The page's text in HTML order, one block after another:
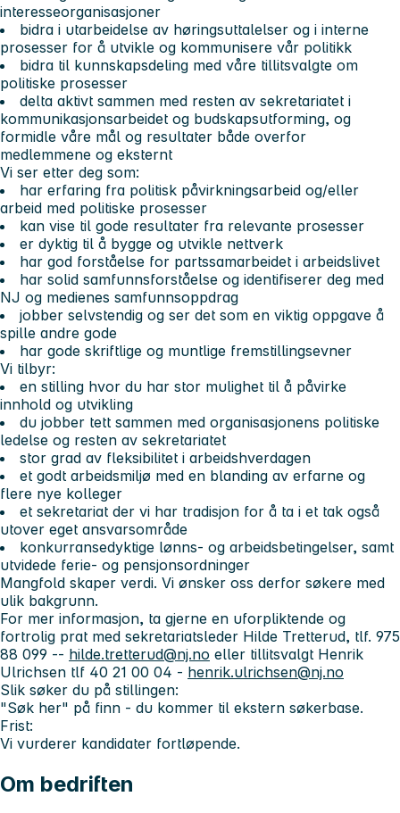
interesseorganisasjoner
bidra i utarbeidelse av høringsuttalelser og i interne
prosesser for å utvikle og kommunisere vår politikk
bidra til kunnskapsdeling med våre tillitsvalgte om
politiske prosesser
delta aktivt sammen med resten av sekretariatet i
kommunikasjonsarbeidet og budskapsutforming, og
formidle våre mål og resultater både overfor
medlemmene og eksternt
Vi ser etter deg som:
har erfaring fra politisk påvirkningsarbeid og/eller
arbeid med politiske prosesser
kan vise til gode resultater fra relevante prosesser
er dyktig til å bygge og utvikle nettverk
har god forståelse for partssamarbeidet i arbeidslivet
har solid samfunnsforståelse og identifiserer deg med
NJ og medienes samfunnsoppdrag
jobber selvstendig og ser det som en viktig oppgave å
spille andre gode
har gode skriftlige og muntlige fremstillingsevner
Vi tilbyr:
en stilling hvor du har stor mulighet til å påvirke
innhold og utvikling
du jobber tett sammen med organisasjonens politiske
ledelse og resten av sekretariatet
stor grad av fleksibilitet i arbeidshverdagen
et godt arbeidsmiljø med en blanding av erfarne og
flere nye kolleger
et sekretariat der vi har tradisjon for å ta i et tak også
utover eget ansvarsområde
konkurransedyktige lønns- og arbeidsbetingelser, samt
utvidede ferie- og pensjonsordninger
Mangfold skaper verdi. Vi ønsker oss derfor søkere med
ulik bakgrunn.
For mer informasjon, ta gjerne en uforpliktende og
fortrolig prat med sekretariatsleder Hilde Tretterud, tlf. 975
88 099 -- hilde.tretterud@nj.no eller tillitsvalgt Henrik
Ulrichsen tlf 40 21 00 04 - henrik.ulrichsen@nj.no
Slik søker du på stillingen:
"Søk her" på finn - du kommer til ekstern søkerbase.
Frist:
Vi vurderer kandidater fortløpende.
Om bedriften